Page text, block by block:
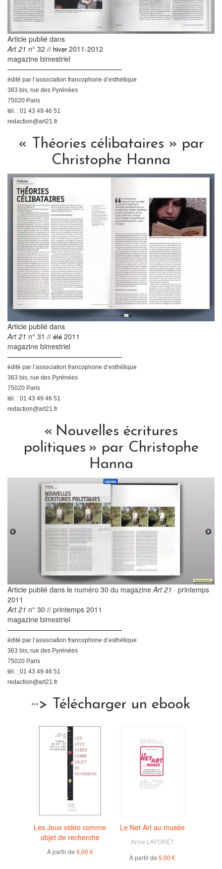
Article publié dans
Art 21 n° 32 // hiver2011-2012
magazine bimestriel
–––––––––––––––––––––––––––––––––
édité par l’association francophone d’esthétique
363 bis, rue des Pyrénées
75020 Paris
tél. : 01 43 49 46 51
redaction@art21.fr
« Théories célibataires » par
Christophe Hanna
Article publié dans
Art 21 n° 31 // été 2011
magazine bimestriel
–––––––––––––––––––––––––––––––––
édité par l’association francophone d’esthétique
363 bis, rue des Pyrénées
75020 Paris
tél. : 01 43 49 46 51
redaction@art21.fr
« Nouvelles écritures
politiques » par Christophe
Hanna
Article publié dans le numéro 30 du magazineArt 21 · printemps
2011
Art 21 n° 30 // printemps 2011
magazine bimestriel
–––––––––––––––––––––––––––––––––
édité par l’association francophone d’esthétique
363 bis, rue des Pyrénées
75020 Paris
tél. : 01 43 49 46 51
redaction@art21.fr
···> Télécharger un ebook
Les Jeux vidéo comme
objet de recherche
À partir de 5,00 €
Le Net Art au musée
Anne LAFORET
À partir de 5,00 €